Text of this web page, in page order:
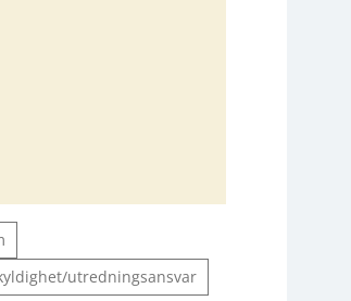
utredningsansvar